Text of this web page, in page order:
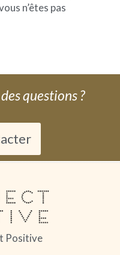
n’êtes pas
questions ?
Positive